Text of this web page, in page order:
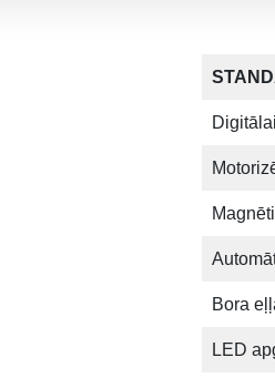
Bora
LED